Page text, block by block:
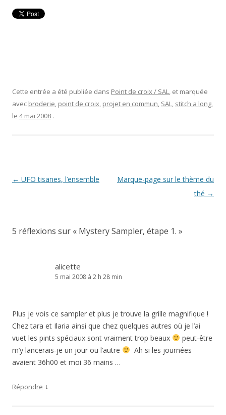
Cette entrée a été publiée dans Point de croix / SAL, et marquée
avec broderie, point de croix, projet en commun, SAL, stitch a long,
le 4 mai 2008 .
Navigation
← UFO tisanes, l’ensemble
Marque-page sur le thème du
thé →
5 réflexions sur « Mystery Sampler, étape 1. »
alicette
5 mai 2008 à 2 h 28 min
Plus je vois ce sampler et plus je trouve la grille magnifique !
Chez tara et Ilaria ainsi que chez quelques autres où je l’ai
vuet les pints spéciaux sont vraiment trop beaux
peut-être
m’y lancerais-je un jour ou l’autre
Ah si les journées
avaient 36h00 et moi 36 mains …
Répondre ↓